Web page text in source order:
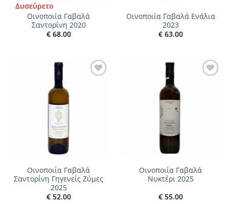
Δυσεύρετο
Οινοποιία Γαβαλά
Σαντορίνη 2020
€68.00
Οινοποιία Γαβαλά Ενάλια
2023
€63.00
Οινοποιία Γαβαλά
Σαντορίνη Γηγενείς Ζύμες
2025
€52.00
Οινοποιία Γαβαλά
Νυκτέρι 2025
€55.00